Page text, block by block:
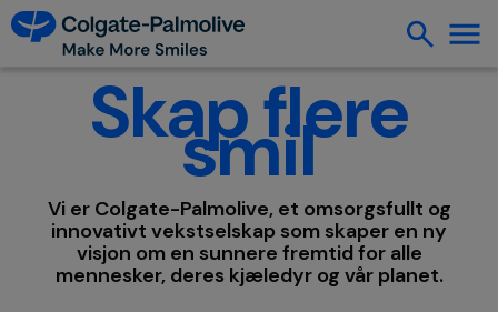
Skap flere
smil
Vi er Colgate-Palmolive, et omsorgsfullt og
innovativt vekstselskap som skaper en ny
visjon om en sunnere fremtid for alle
mennesker, deres kjæledyr og vår planet.